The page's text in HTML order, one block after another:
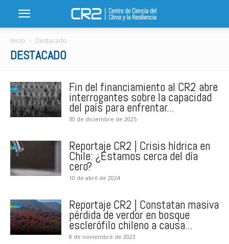
Inicio Destacado
DESTACADO
Fin del financiamiento al CR2 abre
interrogantes sobre la capacidad
del país para enfrentar...
30 de diciembre de 2025
Reportaje CR2 | Crisis hídrica en
Chile: ¿Estamos cerca del día
cero?
10 de abril de 2024
Reportaje CR2 | Constatan masiva
pérdida de verdor en bosque
esclerófilo chileno a causa...
8 de noviembre de 2023